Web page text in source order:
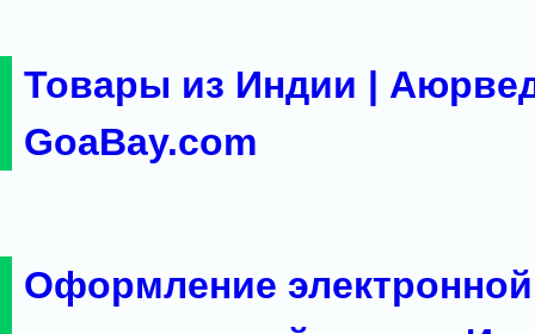
Товары из Индии |
GoaBay.com
Оформление электронной